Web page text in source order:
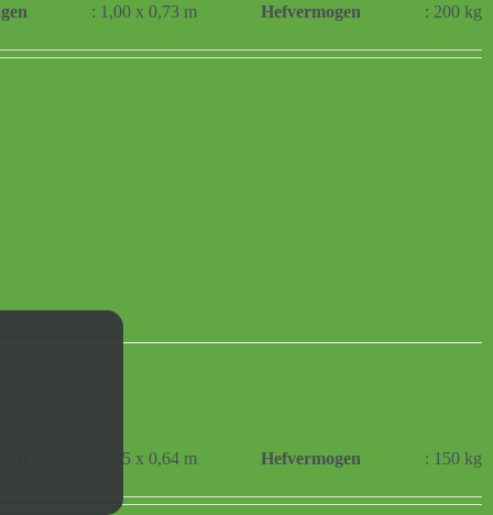
: 1,00 x 0,73 m Hefvermogen : 200 kg
: 0,85 x 0,64 m Hefvermogen : 150 kg